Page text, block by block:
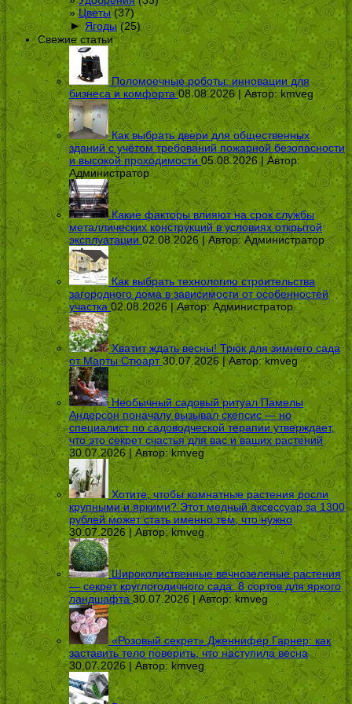
Цветы(37)
► Ягоды(25)
Свежие статьи
Поломоечные роботы: инновации для
бизнеса и комфорта 08.08.2026 | Автор:kmveg
Как выбрать двери для общественных
зданий с учётом требований пожарной безопасности
и высокой проходимости 05.08.2026 | Автор:
Администратор
Какие факторы влияют на срок службы
металлических конструкций в условиях открытой
эксплуатации 02.08.2026 | Автор:Администратор
Как выбрать технологию строительства
загородного дома в зависимости от особенностей
участка 02.08.2026 | Автор:Администратор
Хватит ждать весны! Трюк для зимнего сада
от Марты Стюарт 30.07.2026 | Автор:kmveg
Необычный садовый ритуал Памелы
Андерсон поначалу вызывал скепсис — но
специалист по садоводческой терапии утверждает,
что это секрет счастья для вас и ваших растений
30.07.2026 | Автор:kmveg
Хотите, чтобы комнатные растения росли
крупными и яркими? Этот медный аксессуар за 1300
рублей может стать именно тем, что нужно
30.07.2026 | Автор:kmveg
Широколиственные вечнозеленые растения
— секрет круглогодичного сада: 8 сортов для яркого
ландшафта 30.07.2026 | Автор:kmveg
«Розовый секрет» Дженнифер Гарнер: как
заставить тело поверить, что наступила весна
30.07.2026 | Автор: kmveg